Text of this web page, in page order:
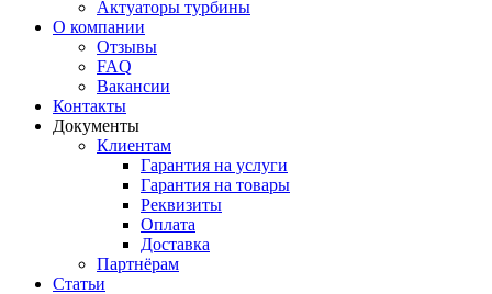
Актуаторы турбины
О компании
Отзывы
FAQ
Вакансии
Контакты
Документы
Клиентам
Гарантия на услуги
Гарантия на товары
Реквизиты
Оплата
Доставка
Партнёрам
Статьи